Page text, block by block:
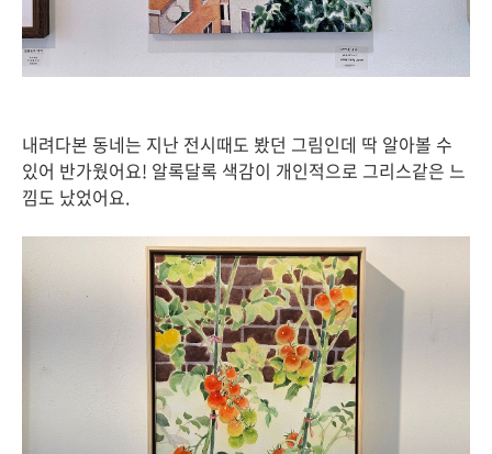
내려다본 동네는 지난 전시때도 봤던 그림인데 딱 알아볼 수
있어 반가웠어요! 알록달록 색감이 개인적으로 그리스같은 느
낌도 났었어요.